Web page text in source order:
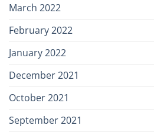
March 2022
February 2022
January 2022
December 2021
October 2021
September 2021